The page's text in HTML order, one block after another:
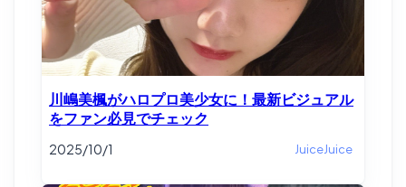
川嶋美楓がハロプロ美少女に！最新ビジュアル
をファン必見でチェック
2025/10/1 JuiceJuice